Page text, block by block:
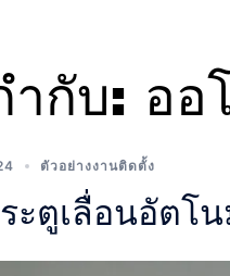
ำกับ: ออ
ตัวอย่างงานติดตั้ง
ะตูเลื่อนอัตโ